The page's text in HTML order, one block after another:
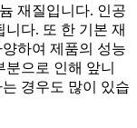
재질입니다. 인공
다. 또 한 기본 재
하여 제품의 성능
으로 인해 앞니
경우도 많이 있습